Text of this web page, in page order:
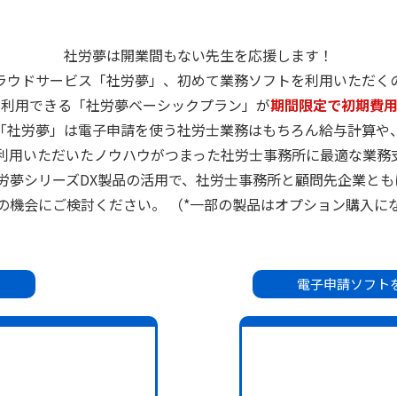
社労夢は開業間もない先生を応援します！
ドサービス「社労夢」、初めて業務ソフトを利用いただ
用できる「社労夢ベーシックプラン」が期間限定で初期費
社労夢」は電子申請を使う社労士業務はもちろん給与計算や
用いただいたノウハウがつまった社労士事務所に最適な業務
夢シリーズDX製品の活用で、社労士事務所と顧問先企業と
機会にご検討ください。 （*一部の製品はオプション購入に
電子申請ソフト